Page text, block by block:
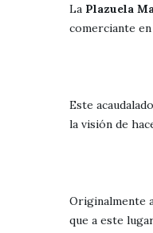
La Plazuela
comerciante
Este
la visión de
Originalmente
que a este